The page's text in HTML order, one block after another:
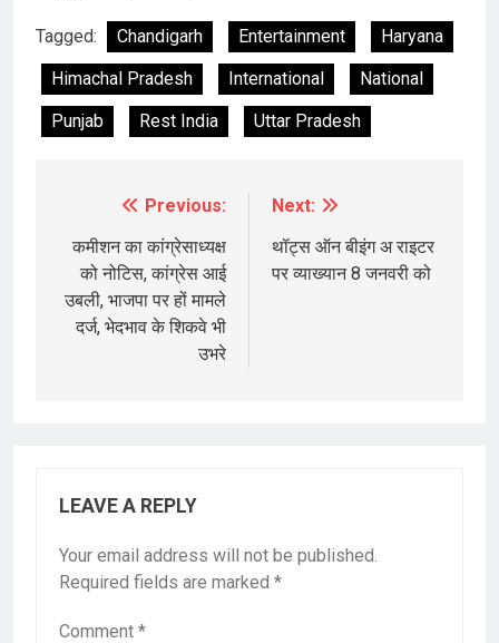
Tagged: Chandigarh Entertainment
Haryana
Himachal Pradesh
International
National
Punjab
Rest India Uttar Pradesh
navigation
Previous:
कमीशन का कांग्रेसाध्यक्ष
को नोटिस, कांग्रेस आई
उबली, भाजपा पर हों मामले
दर्ज, भेदभाव के शिकवे भी
उभरे
Next:
थॉट्स ऑन बीइंग अ राइटर
पर व्याख्यान 8 जनवरी को
LEAVE A REPLY
Your email address will not be published.
Required fields are marked *
Comment *